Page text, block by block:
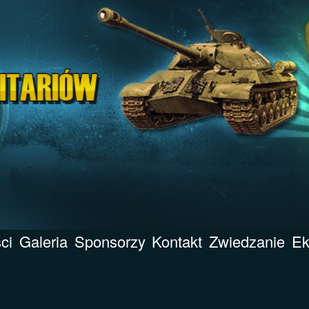
Galeria Sponsorzy Kontakt Zwiedzanie